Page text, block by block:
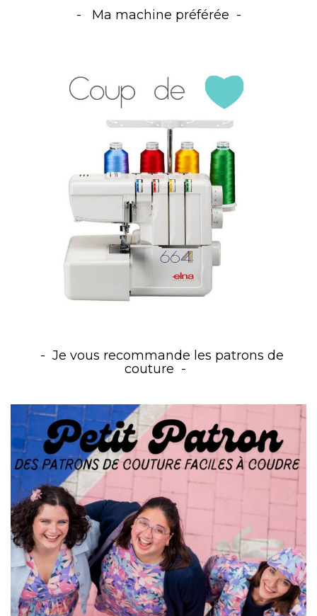
Ma machine préférée
Je vous recommande les patrons de
couture